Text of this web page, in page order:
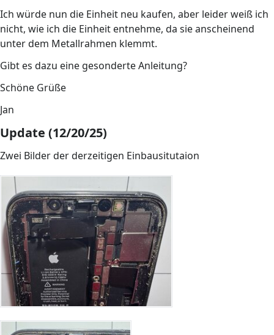
Ich würde nun die Einheit neu kaufen, aber leider weiß ich
nicht, wie ich die Einheit entnehme, da sie anscheinend
unter dem Metallrahmen klemmt.
Gibt es dazu eine gesonderte Anleitung?
Schöne Grüße
Jan
Update (12/20/25)
Zwei Bilder der derzeitigen Einbausitutaion